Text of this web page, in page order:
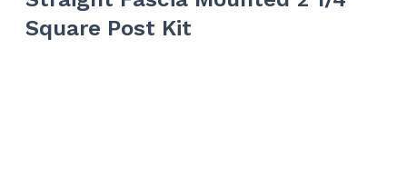
Square Post Kit